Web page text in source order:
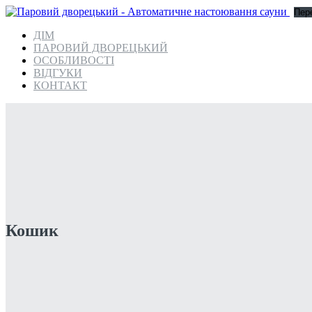
ДІМ
ПАРОВИЙ ДВОРЕЦЬКИЙ
ОСОБЛИВОСТІ
ВІДГУКИ
КОНТАКТ
Кошик